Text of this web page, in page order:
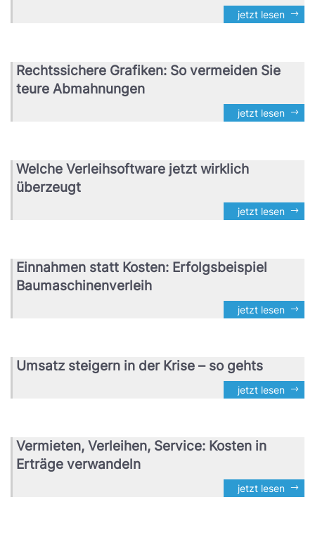
jetzt lesen
Rechtssichere Grafiken: So vermeiden Sie
teure Abmahnungen
jetzt lesen
Welche Verleihsoftware jetzt wirklich
überzeugt
jetzt lesen
Einnahmen statt Kosten: Erfolgsbeispiel
Baumaschinenverleih
jetzt lesen
Umsatz steigern in der Krise – so gehts
jetzt lesen
Vermieten, Verleihen, Service: Kosten in
Erträge verwandeln
jetzt lesen